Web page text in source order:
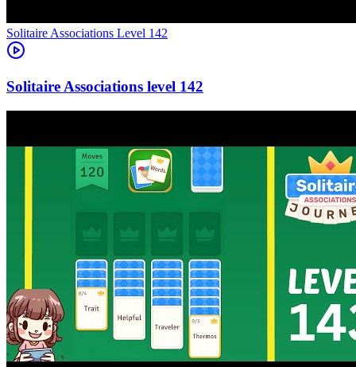
Level 142
142